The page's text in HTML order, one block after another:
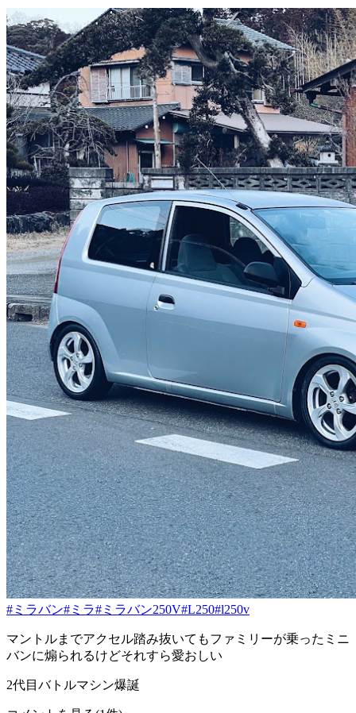
#ミラバン#ミラ#ミラバン250V#L250#l250v
マントルまでアクセル踏み抜いてもファミリーが乗ったミニ
バンに煽られるけどそれすら愛おしい
2代目バトルマシン爆誕